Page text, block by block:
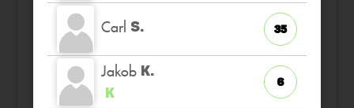
Carl S. 35
Jakob K.
K
6